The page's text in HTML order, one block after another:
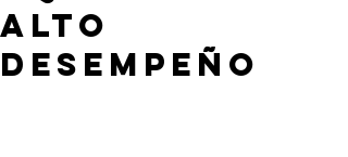
alto
desempeño